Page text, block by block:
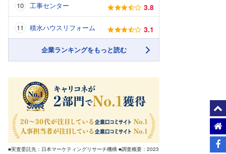
工事センター 3.8
積水ハウスリフォーム 3.1
企業ランキングをもっと読む
■実査委託先：日本マーケティングリサーチ機構 ■調査概要：2023